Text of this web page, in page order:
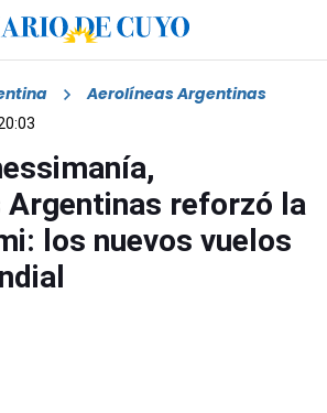
Aerolíneas Argentinas
Argentinas reforzó la
los nuevos vuelos